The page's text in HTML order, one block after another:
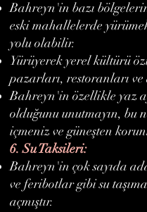
Bahreyn'in bazı
eski mahallelerde
yolu olabilir.
Yürüyerek yerel kültürü
pazarları, restoranları
Bahreyn'in özellikle yaz
olduğunu unutmayın, bu
içmeniz ve güneşten
6. Su Taksileri:
Bahreyn'in çok sayıda
ve feribotlar gibi su
açmıştır.